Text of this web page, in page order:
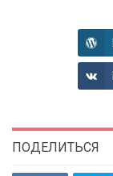
ПОДЕЛИТЬСЯ